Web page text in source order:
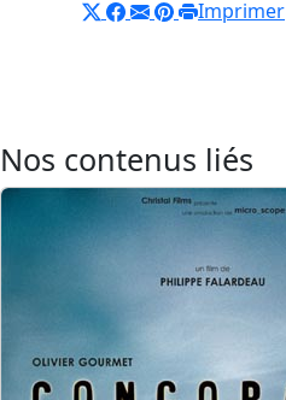
Imprimer
Nos contenus liés